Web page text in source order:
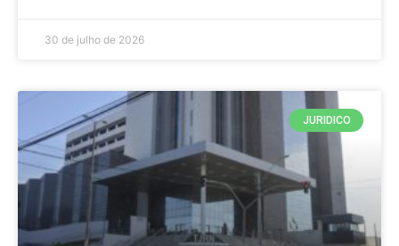
30 de julho de 2026
JURIDICO